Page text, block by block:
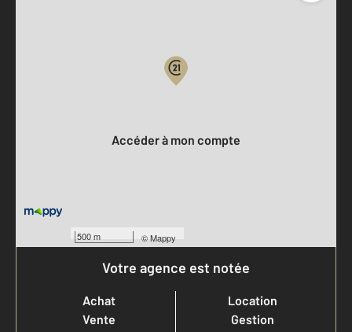
500 m ©Mappy
Accéder à mon compte
Votre agence est notée
Achat
Vente
Location
Gestion